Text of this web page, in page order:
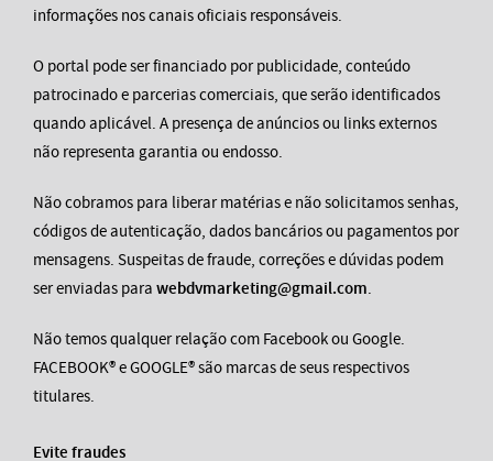
informações nos canais oficiais responsáveis.
O portal pode ser financiado por publicidade, conteúdo
patrocinado e parcerias comerciais, que serão identificados
quando aplicável. A presença de anúncios ou links externos
não representa garantia ou endosso.
Não cobramos para liberar matérias e não solicitamos senhas,
códigos de autenticação, dados bancários ou pagamentos por
mensagens. Suspeitas de fraude, correções e dúvidas podem
ser enviadas para webdvmarketing@gmail.com.
Não temos qualquer relação com Facebook ou Google.
FACEBOOK® e GOOGLE® são marcas de seus respectivos
titulares.
Evite fraudes